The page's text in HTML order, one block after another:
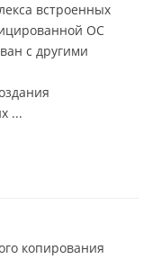
встроенных
ОС
с другими
...
копирования